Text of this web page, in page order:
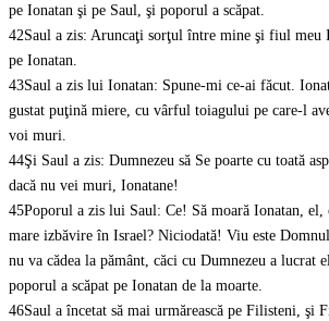
pe Ionatan şi pe Saul, şi poporul a scăpat.
42Saul a zis: Aruncaţi sorţul între mine şi fiul meu
pe Ionatan.
43Saul a zis lui Ionatan: Spune-mi ce-ai făcut.
gustat puţină miere, cu vârful toiagului pe care-l
voi muri.
44Şi Saul a zis: Dumnezeu să Se poarte cu toată
dacă nu vei muri, Ionatane!
45Poporul a zis lui Saul: Ce! Să moară Ionatan, el,
mare izbăvire în Israel? Niciodată! Viu este
nu va cădea la pământ, căci cu Dumnezeu a lucrat
poporul a scăpat pe Ionatan de la moarte.
46Saul a încetat să mai urmărească pe Filisteni, şi